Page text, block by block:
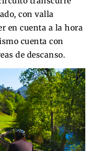
con valla
en cuenta a la hora
cuenta con
de descanso.